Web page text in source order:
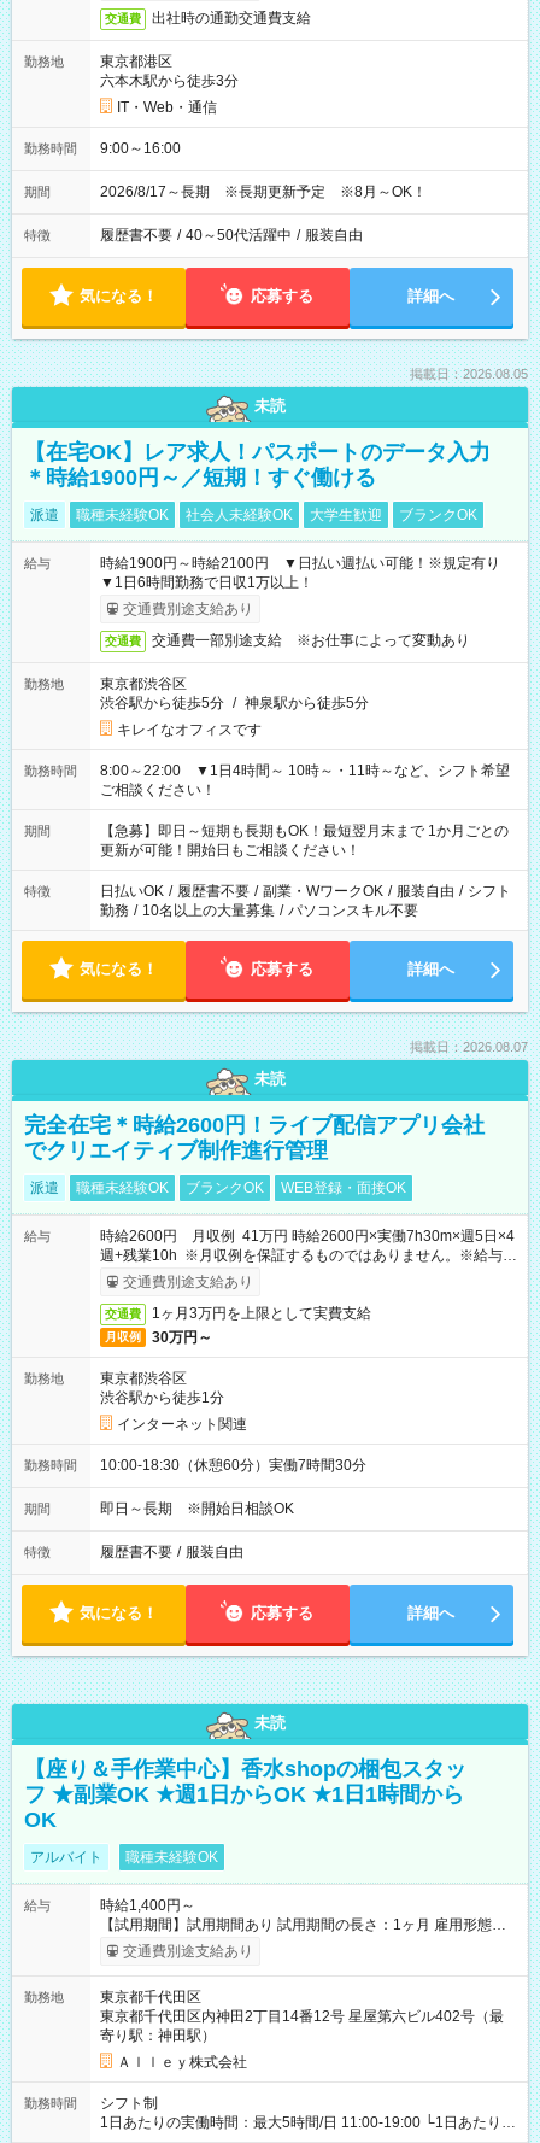
交通費 出社時の通勤交通費支給
勤務地
東京都港区
六本木駅から徒歩3分
IT・Web・通信
勤務時間 9:00～16:00
期間 2026/8/17～長期 ※長期更新予定 ※8月～OK！
特徴 履歴書不要 / 40～50代活躍中 / 服装自由
気になる！ 応募する 詳細へ
掲載日：2026.08.05
未読
【在宅OK】レア求人！パスポートのデータ入力
＊時給1900円～／短期！すぐ働ける
派遣 職種未経験OK 社会人未経験OK 大学生歓迎 ブランクOK
給与
時給1900円～時給2100円 ▼日払い週払い可能！※規定有り
▼1日6時間勤務で日収1万以上！
交通費別途支給あり
交通費 交通費一部別途支給 ※お仕事によって変動あり
勤務地
東京都渋谷区
渋谷駅から徒歩5分 / 神泉駅から徒歩5分
キレイなオフィスです
勤務時間
8:00～22:00 ▼1日4時間～ 10時～・11時～など、シフト希望
ご相談ください！
期間
【急募】即日～短期も長期もOK！最短翌月末まで 1か月ごとの
更新が可能！開始日もご相談ください！
特徴 日払いOK / 履歴書不要 / 副業・WワークOK / 服装自由 / シフト
勤務 / 10名以上の大量募集 / パソコンスキル不要
気になる！ 応募する 詳細へ
掲載日：2026.08.07
未読
完全在宅＊時給2600円！ライブ配信アプリ会社
でクリエイティブ制作進行管理
派遣 職種未経験OK ブランクOK WEB登録・面接OK
給与
時給2600円 月収例 41万円 時給2600円×実働7h30m×週5日×4
週+残業10h ※月収例を保証するものではありません。※給与即
受取りサービス利用可（利用条件有）
交通費別途支給あり
交通費 1ヶ月3万円を上限として実費支給
月収例 30万円～
勤務地
東京都渋谷区
渋谷駅から徒歩1分
インターネット関連
勤務時間 10:00-18:30（休憩60分）実働7時間30分
期間 即日～長期 ※開始日相談OK
特徴 履歴書不要 / 服装自由
気になる！ 応募する 詳細へ
未読
【座り＆手作業中心】香水shopの梱包スタッ
フ ★副業OK ★週1日からOK ★1日1時間から
OK
アルバイト 職種未経験OK
給与
時給1,400円～
【試用期間】試用期間あり 試用期間の長さ：1ヶ月 雇用形態、
給与は本採用時と同じです。
交通費別途支給あり
勤務地
東京都千代田区
東京都千代田区内神田2丁目14番12号 星屋第六ビル402号（最
寄り駅：神田駅）
Ａｌｌｅｙ株式会社
勤務時間
シフト制
1日あたりの実働時間：最大5時間/日 11:00-19:00 └1日あたりの